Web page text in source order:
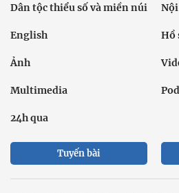
Dân tộc thiểu số và miền núi
English Hồ
Ảnh
Multimedia
24h qua
Tuyến bài